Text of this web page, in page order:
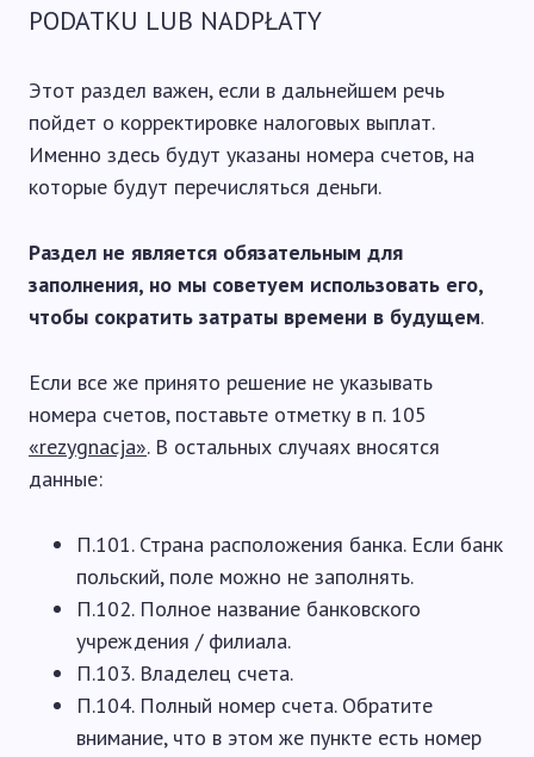
PODATKU LUB NADPŁATY
Этот раздел важен, если в дальнейшем речь
пойдет о корректировке налоговых выплат.
Именно здесь будут указаны номера счетов, на
которые будут перечисляться деньги.
Раздел не является обязательным для
заполнения, но мы советуем использовать его,
чтобы сократить затраты времени в будущем.
Если все же принято решение не указывать
номера счетов, поставьте отметку в п. 105
«rezygnacja». В остальных случаях вносятся
данные:
П.101. Страна расположения банка. Если банк
польский, поле можно не заполнять.
П.102. Полное название банковского
учреждения / филиала.
П.103. Владелец счета.
П.104. Полный номер счета. Обратите
внимание, что в этом же пункте есть номер